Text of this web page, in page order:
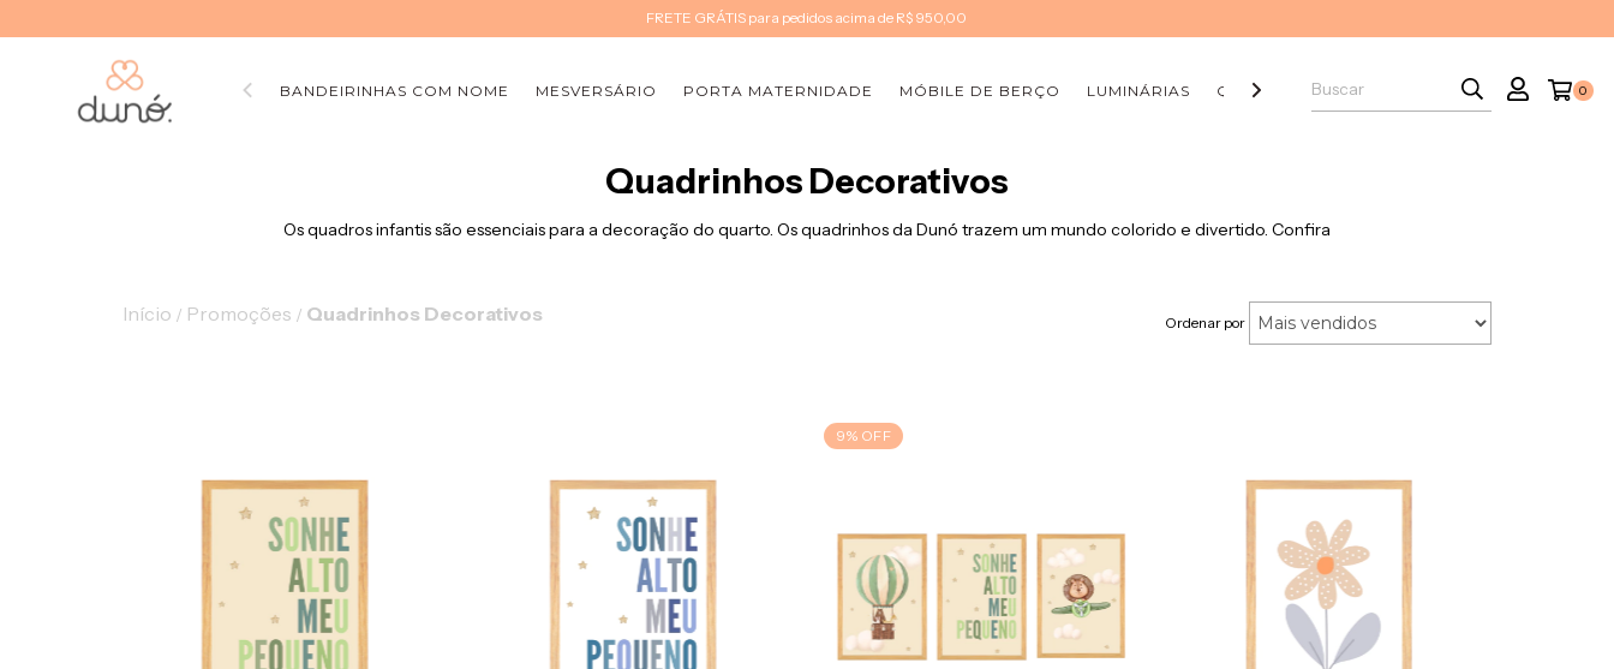
FRETE GRÁTIS para pedidos acima de R$ 950,00
BANDEIRINHAS COM NOME MESVERSÁRIO PORTA MATERNIDADE MÓBILE DE BERÇO LUMINÁRIAS QUADRINHOS CAPA DE ALMOFADA 0
Quadrinhos Decorativos
Os quadros infantis são essenciais para a decoração do quarto. Os quadrinhos da Dunó trazem um mundo colorido e divertido. Confira
Início / Promoções / Quadrinhos Decorativos Ordenar por
9% OFF